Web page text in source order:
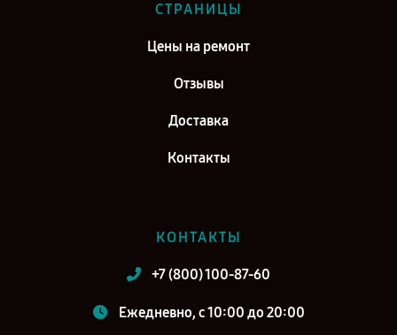
СТРАНИЦЫ
Цены на ремонт
Отзывы
Доставка
Контакты
КОНТАКТЫ
+7 (800) 100-87-60
Ежедневно, с 10:00 до 20:00